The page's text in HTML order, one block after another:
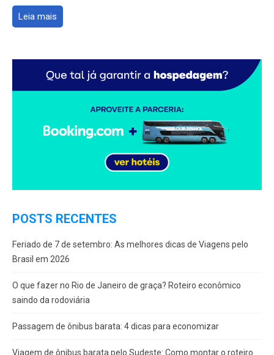
Leia mais
POSTS RECENTES
Feriado de 7 de setembro: As melhores dicas de Viagens pelo
Brasil em 2026
O que fazer no Rio de Janeiro de graça? Roteiro econômico
saindo da rodoviária
Passagem de ônibus barata: 4 dicas para economizar
Viagem de ônibus barata pelo Sudeste: Como montar o roteiro